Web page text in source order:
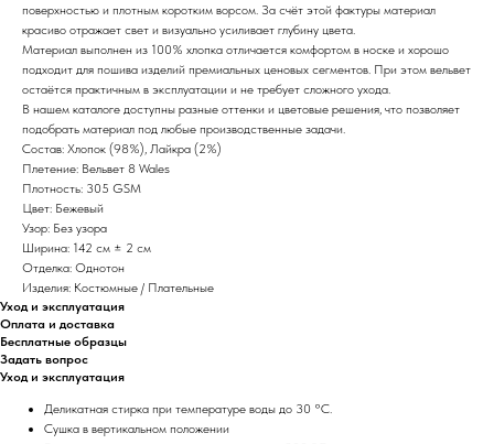
поверхностью и плотным коротким ворсом. За счёт этой фактуры материал
красиво отражает свет и визуально усиливает глубину цвета.
Материал выполнен из 100% хлопка отличается комфортом в носке и хорошо
подходит для пошива изделий премиальных ценовых сегментов. При этом вельвет
остаётся практичным в эксплуатации и не требует сложного ухода.
В нашем каталоге доступны разные оттенки и цветовые решения, что позволяет
подобрать материал под любые производственные задачи.
Состав: Хлопок (98%), Лайкра (2%)
Плетение: Вельвет 8 Wales
Плотность: 305 GSM
Цвет: Бежевый
Узор: Без узора
Ширина: 142 см ± 2 см
Отделка: Однотон
Изделия: Костюмные / Плательные
Уход и эксплуатация
Оплата и доставка
Бесплатные образцы
Задать вопрос
Уход и эксплуатация
Деликатная стирка при температуре воды до 30 °C.
Сушка в вертикальном положении